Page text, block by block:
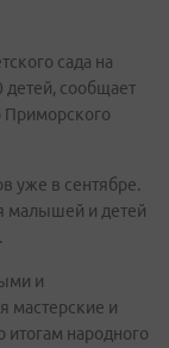
сада на
детей, сообщает
Приморского
уже в сентябре.
малышей и детей
и
мастерские и
народного